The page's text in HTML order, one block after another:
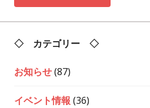
◇ カテゴリー ◇
お知らせ(87)
イベント情報 (36)